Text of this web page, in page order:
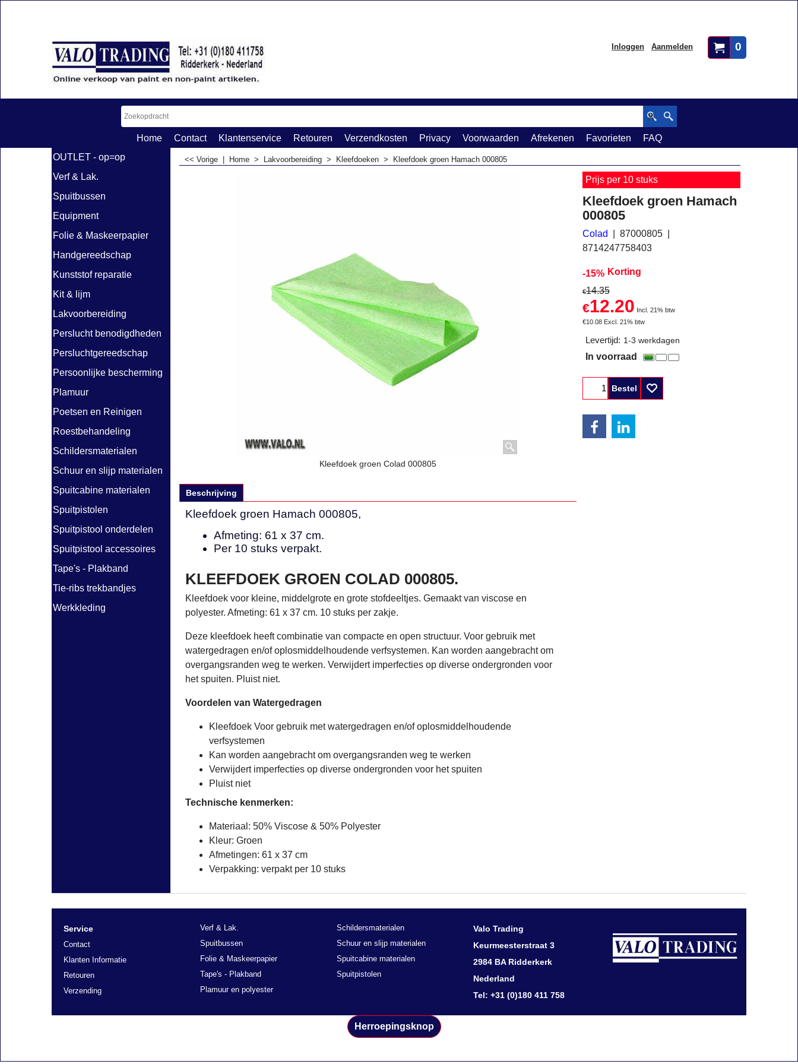
0
Inloggen Aanmelden
Home Contact Klantenservice Retouren Verzendkosten Privacy Voorwaarden Afrekenen Favorieten
FAQ
OUTLET - op=op
Verf & Lak.
Spuitbussen
Equipment
Folie & Maskeerpapier
Handgereedschap
Kunststof reparatie
Kit & lijm
Lakvoorbereiding
Perslucht benodigdheden
Persluchtgereedschap
Persoonlijke bescherming
Plamuur
Poetsen en Reinigen
Roestbehandeling
Schildersmaterialen
Schuur en slijp materialen
Spuitcabine materialen
Spuitpistolen
Spuitpistool onderdelen
Spuitpistool accessoires
Tape's - Plakband
Tie-ribs trekbandjes
Werkkleding
<< Vorige Home > Lakvoorbereiding > Kleefdoeken > Kleefdoek groen Hamach 000805
Kleefdoek groen Colad 000805
Prijs per 10 stuks
Kleefdoek groen Hamach
000805
Colad
87000805
8714247758403
-15% Korting
€14.35
€12.20 Incl. 21% btw
€10.08 Excl. 21% btw
Levertijd: 1-3 werkdagen
In voorraad
Bestel
Beschrijving
Kleefdoek groen Hamach 000805,
Afmeting: 61 x 37 cm.
Per 10 stuks verpakt.
KLEEFDOEK GROEN COLAD 000805.
Kleefdoek voor kleine, middelgrote en grote stofdeeltjes. Gemaakt van viscose en
polyester. Afmeting: 61 x 37 cm. 10 stuks per zakje.
Deze kleefdoek heeft combinatie van compacte en open structuur. Voor gebruik met
watergedragen en/of oplosmiddelhoudende verfsystemen. Kan worden aangebracht om
overgangsranden weg te werken. Verwijdert imperfecties op diverse ondergronden voor
het spuiten. Pluist niet.
Voordelen van Watergedragen
Kleefdoek Voor gebruik met watergedragen en/of oplosmiddelhoudende
verfsystemen
Kan worden aangebracht om overgangsranden weg te werken
Verwijdert imperfecties op diverse ondergronden voor het spuiten
Pluist niet
Technische kenmerken:
Materiaal: 50% Viscose & 50% Polyester
Kleur: Groen
Afmetingen: 61 x 37 cm
Verpakking: verpakt per 10 stuks
Service
Contact
Klanten Informatie
Retouren
Verzending
Verf & Lak.
Spuitbussen
Folie & Maskeerpapier
Tape's - Plakband
Plamuur en polyester
Schildersmaterialen
Schuur en slijp materialen
Spuitcabine materialen
Spuitpistolen
Valo Trading
Keurmeesterstraat 3
2984 BA Ridderkerk
Nederland
Tel: +31 (0)180 411 758
Herroepingsknop